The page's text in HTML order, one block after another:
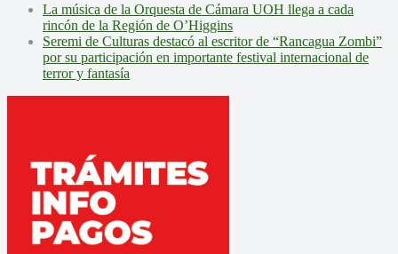
La música de la Orquesta de Cámara UOH llega a cada
rincón de la Región de O’Higgins
Seremi de Culturas destacó al escritor de “Rancagua Zombi”
por su participación en importante festival internacional de
terror y fantasía